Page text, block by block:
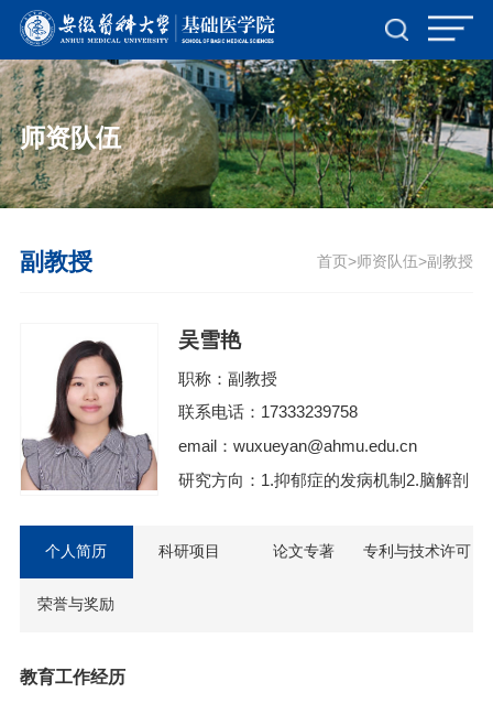
师资队伍
副教授 首页>师资队伍>副教授
吴雪艳
职称：副教授
联系电话：17333239758
email：wuxueyan@ahmu.edu.cn
研究方向：1.抑郁症的发病机制2.脑解剖
个人简历 科研项目 论文专著 专利与技术许可
荣誉与奖励
教育工作经历